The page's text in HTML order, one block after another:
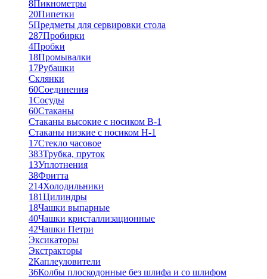
8Пикнометры
20Пипетки
5Предметы для сервировки стола
287Пробирки
4Пробки
18Промывалки
17Рубашки
Склянки
60Соединения
1Сосуды
60Стаканы
Стаканы высокие с носиком В-1
Стаканы низкие с носиком Н-1
17Стекло часовое
383Трубка, пруток
13Уплотнения
38Фритта
214Холодильники
181Цилиндры
18Чашки выпарные
40Чашки кристаллизационные
42Чашки Петри
Эксикаторы
Экстракторы
2Каплеуловители
36Колбы плоскодонные без шлифа и со шлифом